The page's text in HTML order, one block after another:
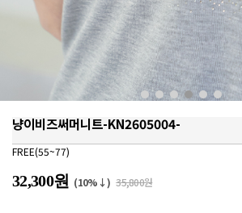
냥이비즈써머니트-KN2605004-
FREE(55~77)
32,300원 (10%↓) 35,800원